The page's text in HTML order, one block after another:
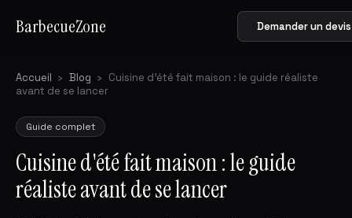
BarbecueZone Demander un devis
Accueil › Blog › Cuisine d'été fait maison : le guide réaliste
avant de se lancer
Guide complet
Cuisine d'été fait maison : le guide
réaliste avant de se lancer